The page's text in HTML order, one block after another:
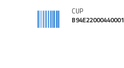
CUP
B94E22000440001